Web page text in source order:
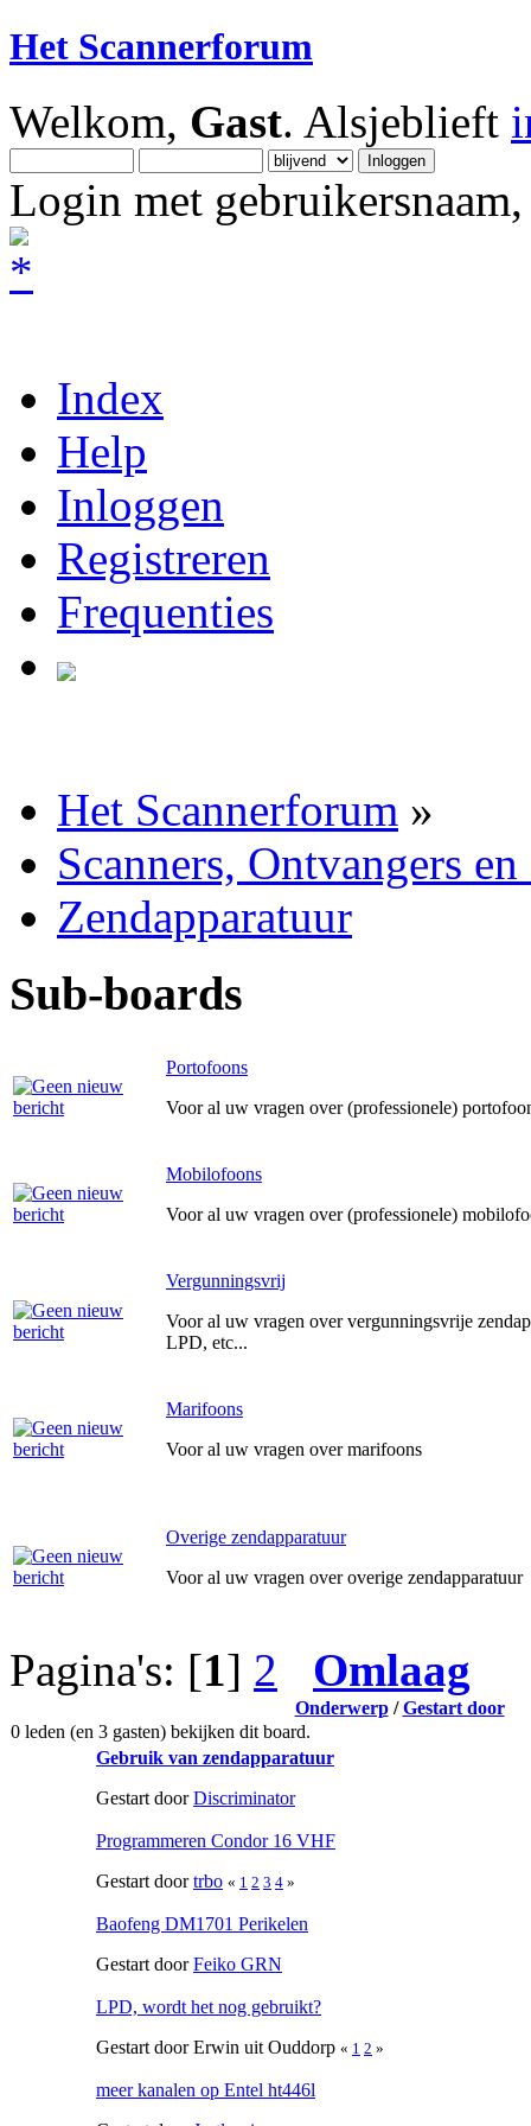
Het Scannerforum
Welkom, Gast. Alsjeblieft
Login met
Index
Help
Inloggen
Registreren
Frequenties
Het Scannerforum »
Scanners, Ontvangers
Zendapparatuur
Sub-boards
Portofoons
Voor al uw vragen over (professionele)
Mobilofoons
Voor al uw vragen over (professionele)
Vergunningsvrij
Voor al uw vragen over vergunningsvrije
LPD, etc...
Marifoons
Voor al uw vragen over marifoons
Overige zendapparatuur
Voor al uw vragen over overige zendapparatuur
Pagina's: [1] 2 Omlaag
Onderwerp/Gestart door
0 leden (en 3 gasten) bekijken dit board.
Gebruik van zendapparatuur
Gestart doorDiscriminator
Programmeren Condor 16 VHF
Gestart doortrbo « 1 2 3 4 »
Baofeng DM1701 Perikelen
Gestart doorFeiko GRN
LPD, wordt het nog gebruikt?
Gestart door Erwin uit Ouddorp « 1 2 »
meer kanalen op Entel ht446l